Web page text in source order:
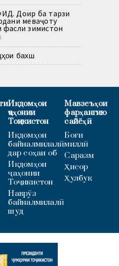
Доир ба тарзи
меваҷоту
фасли зимистон
бахш
Иқдомҳои
ҷаҳонии
Тоҷикистон
Иқдомҳои
байналмилалӣ
дар соҳаи об
Иқдомҳои
ҷаҳонии
Тоҷикистон
Наврӯз
байналмилалӣ
шуд
Мавзеъҳои
фарҳангию
сайёҳӣ
Боғи
миллӣ
Саразм
Ҳисор
Ҳулбук